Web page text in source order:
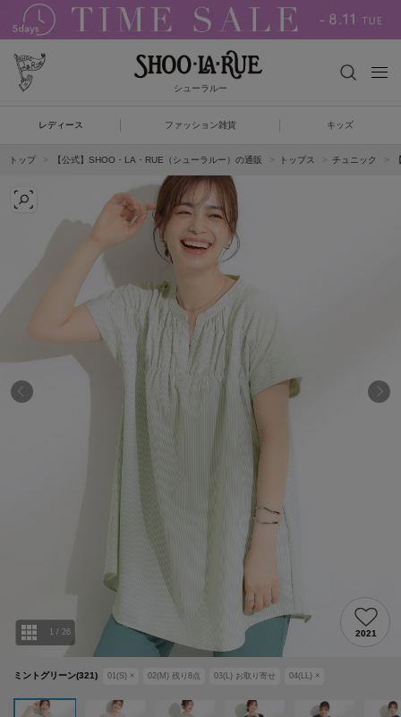
シューラルー
レディース ファッション雑貨 キッズ
トップ 【公式】SHOO・LA・RUE（シューラルー）の通販 トップス チュニック
ミントグリーン(321) 01(S) × 02(M) 残り 8点 03(L) お取り寄せ 04(LL) ×
1 / 26 2021